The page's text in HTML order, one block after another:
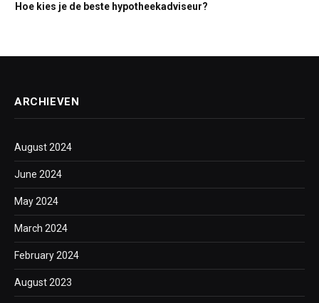
Hoe kies je de beste hypotheekadviseur?
ARCHIEVEN
August 2024
June 2024
May 2024
March 2024
February 2024
August 2023